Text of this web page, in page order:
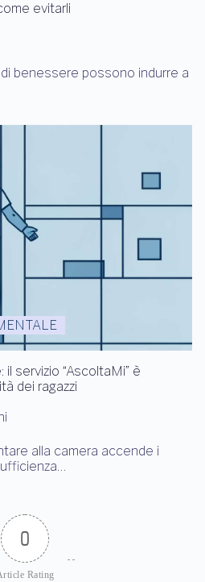
evitarli
benessere possono indurre a
servizio “AscoltaMi” è
dei ragazzi
alla camera accende i
0
Rating